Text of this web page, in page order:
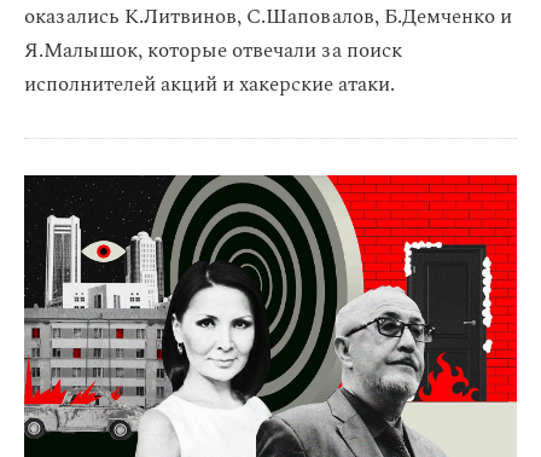
оказались К.Литвинов, С.Шаповалов, Б.Демченко и
Я.Малышок, которые отвечали за поиск
исполнителей акций и хакерские атаки.